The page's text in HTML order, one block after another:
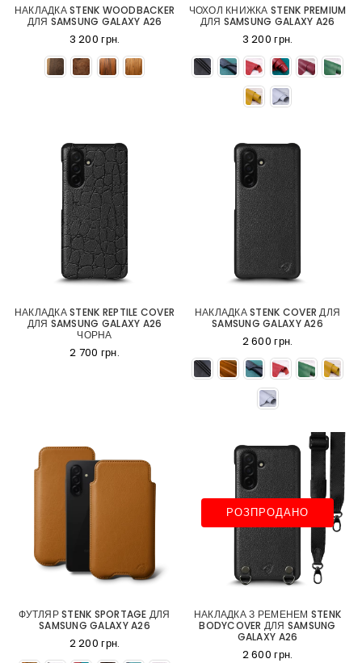
НАКЛАДКА STENK WOODBACKER
ДЛЯ SAMSUNG GALAXY A26
3 200 грн.
ЧОХОЛ КНИЖКА STENK PREMIUM
ДЛЯ SAMSUNG GALAXY A26
3 200 грн.
НАКЛАДКА STENK REPTILE COVER
ДЛЯ SAMSUNG GALAXY A26
ЧОРНА
2 700 грн.
НАКЛАДКА STENK COVER ДЛЯ
SAMSUNG GALAXY A26
2 600 грн.
ФУТЛЯР STENK SPORTAGE ДЛЯ
SAMSUNG GALAXY A26
2 200 грн.
РОЗПРОДАНО
НАКЛАДКА З РЕМЕНЕМ STENK
BODYCOVER ДЛЯ SAMSUNG
GALAXY A26
2 600 грн.